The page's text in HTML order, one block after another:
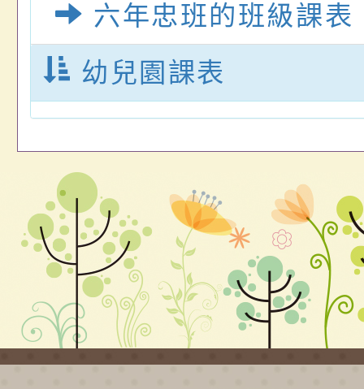
六年忠班的班級課表
幼兒園課表